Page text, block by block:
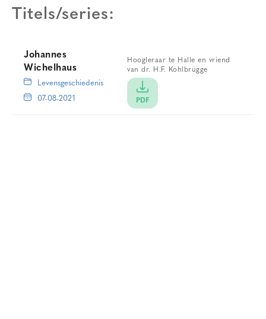
Titels/series:
Johannes
Wichelhaus
Hoogleraar te Halle en vriend
van dr. H.F. Kohlbrugge
Levensgeschiedenis
07-08-2021
PDF